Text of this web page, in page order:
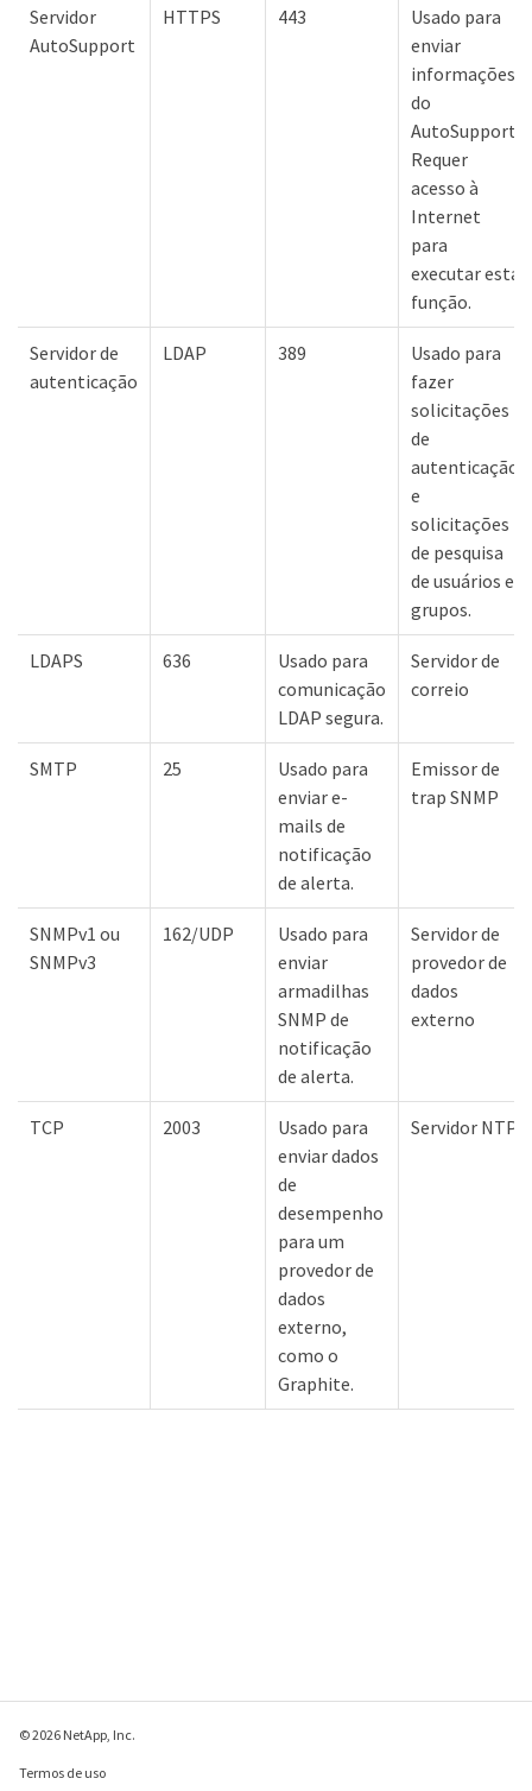
Servidor
AutoSupport
HTTPS 443
Usado para
enviar
informações
do
AutoSupport.
Requer
acesso à
Internet
para
executar esta
função.
Servidor de
autenticação
LDAP 389
Usado para
fazer
solicitações
de
autenticação
e
solicitações
de pesquisa
de usuários e
grupos.
LDAPS 636
Usado para
comunicação
LDAP segura.
Servidor de
correio
SMTP 25
Usado para
enviar e-
mails de
notificação
de alerta.
Emissor de
trap SNMP
SNMPv1 ou
SNMPv3
162/UDP
Usado para
enviar
armadilhas
SNMP de
notificação
de alerta.
Servidor de
provedor de
dados
externo
TCP 2003
Usado para
enviar dados
de
desempenho
para um
provedor de
dados
externo,
como o
Graphite.
Servidor NTP
© 2026 NetApp, Inc.
Termos de uso